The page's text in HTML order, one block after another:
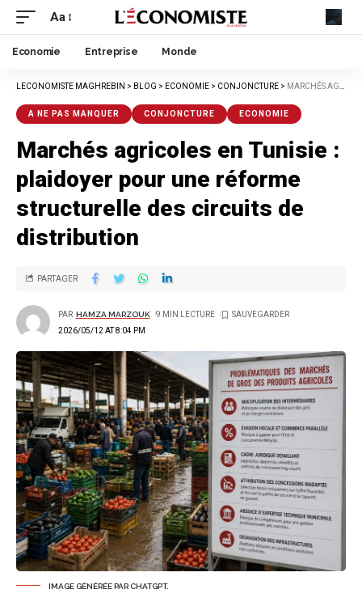
Aa
Economie Entreprise Monde
LECONOMISTE MAGHREBIN > BLOG > ECONOMIE > CONJONCTURE > MARCHÉS AGRICOLES EN TUNISIE : PLAIDOYER POUR UNE RÉFORME STRUCTURELLE DES CIRCUITS DE DISTRIBUTION
A NE PAS MANQUER CONJONCTURE ECONOMIE
Marchés agricoles en Tunisie :
plaidoyer pour une réforme
structurelle des circuits de
distribution
2026/05/12 AT 8:04 PM
PAR HAMZA MARZOUK 9 MIN LECTURE
PARTAGER
IMAGE GÉNÉRÉE PAR CHATGPT.